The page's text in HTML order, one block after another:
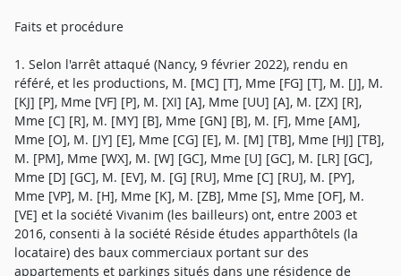
Faits et procédure
1. Selon l'arrêt attaqué (Nancy, 9 février 2022), rendu en
référé, et les productions, M. [MC] [T], Mme [FG] [T], M. [J], M.
[KJ] [P], Mme [VF] [P], M. [XI] [A], Mme [UU] [A], M. [ZX] [R],
Mme [C] [R], M. [MY] [B], Mme [GN] [B], M. [F], Mme [AM],
Mme [O], M. [JY] [E], Mme [CG] [E], M. [M] [TB], Mme [HJ] [TB],
M. [PM], Mme [WX], M. [W] [GC], Mme [U] [GC], M. [LR] [GC],
Mme [D] [GC], M. [EV], M. [G] [RU], Mme [C] [RU], M. [PY],
Mme [VP], M. [H], Mme [K], M. [ZB], Mme [S], Mme [OF], M.
[VE] et la société Vivanim (les bailleurs) ont, entre 2003 et
2016, consenti à la société Réside études apparthôtels (la
locataire) des baux commerciaux portant sur des
appartements et parkings situés dans une résidence de